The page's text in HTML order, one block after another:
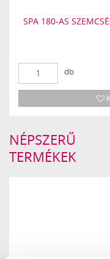
SPA 180-AS
db
NÉPSZERŰ
TERMÉKEK